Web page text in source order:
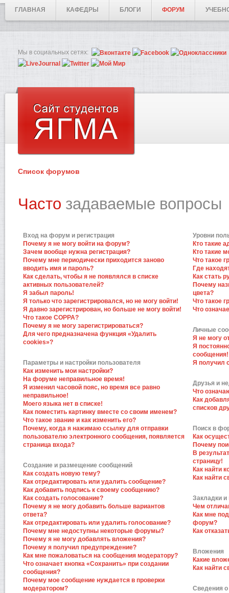
ГЛАВНАЯ КАФЕДРЫ БЛОГИ ФОРУМ
Мы в социальных сетях:
Список форумов
Часто задаваемые вопросы
Вход на форум и регистрация
Почему я не могу войти на форум?
Зачем вообще нужна регистрация?
Почему мне периодически приходится заново
вводить имя и пароль?
Как сделать, чтобы я не появлялся в списке
активных пользователей?
Я забыл пароль!
Я только что зарегистрировался, но не могу войти!
Я давно зарегистрирован, но больше не могу войти!
Что такое COPPA?
Почему я не могу зарегистрироваться?
Для чего предназначена функция «Удалить
cookies»?
Параметры и настройки пользователя
Как изменить мои настройки?
На форуме неправильное время!
Я изменил часовой пояс, но время все равно
неправильное!
Моего языка нет в списке!
Как поместить картинку вместе со своим именем?
Что такое звание и как изменить его?
Почему, когда я нажимаю ссылку для отправки
пользователю электронного сообщения, появляется
страница входа?
Создание и размещение сообщений
Как создать новую тему?
Как отредактировать или удалить сообщение?
Как добавить подпись к своему сообщению?
Как создать голосование?
Почему я не могу добавить больше вариантов
ответа?
Как отредактировать или удалить голосование?
Почему мне недоступны некоторые форумы?
Почему я не могу добавлять вложения?
Почему я получил предупреждение?
Как мне пожаловаться на сообщения модератору?
Что означает кнопка «Сохранить» при создании
сообщения?
Почему мое сообщение нуждается в проверки
модератором?
Уровни
Кто такие
Кто такие
Что такое
Где
Как стать
Почему
цвета?
Что такое
Что
Личные
Я не могу
Я
сообщения!
Я получил
Друзья и
Что
Как
списков
Поиск в
Как
Почему
В
страницу!
Как найти
Как найти
Закладки и
Чем
Как мне
форум?
Как
Вложения
Какие
Как найти
Сведения о